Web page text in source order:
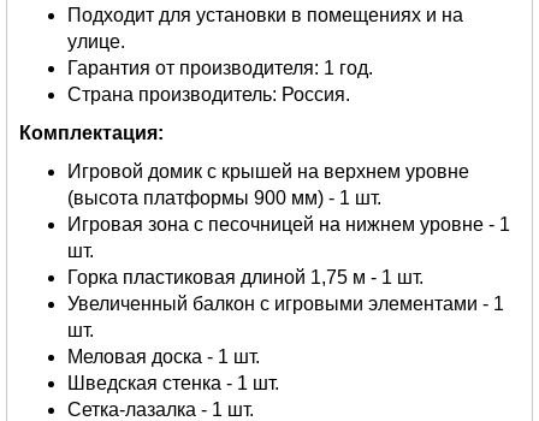
Подходит для установки в помещениях и на
улице.
Гарантия от производителя: 1 год.
Страна производитель: Россия.
Комплектация:
Игровой домик с крышей на верхнем уровне
(высота платформы 900 мм) - 1 шт.
Игровая зона с песочницей на нижнем уровне - 1
шт.
Горка пластиковая длиной 1,75 м - 1 шт.
Увеличенный балкон с игровыми элементами - 1
шт.
Меловая доска - 1 шт.
Шведская стенка - 1 шт.
Сетка-лазалка - 1 шт.